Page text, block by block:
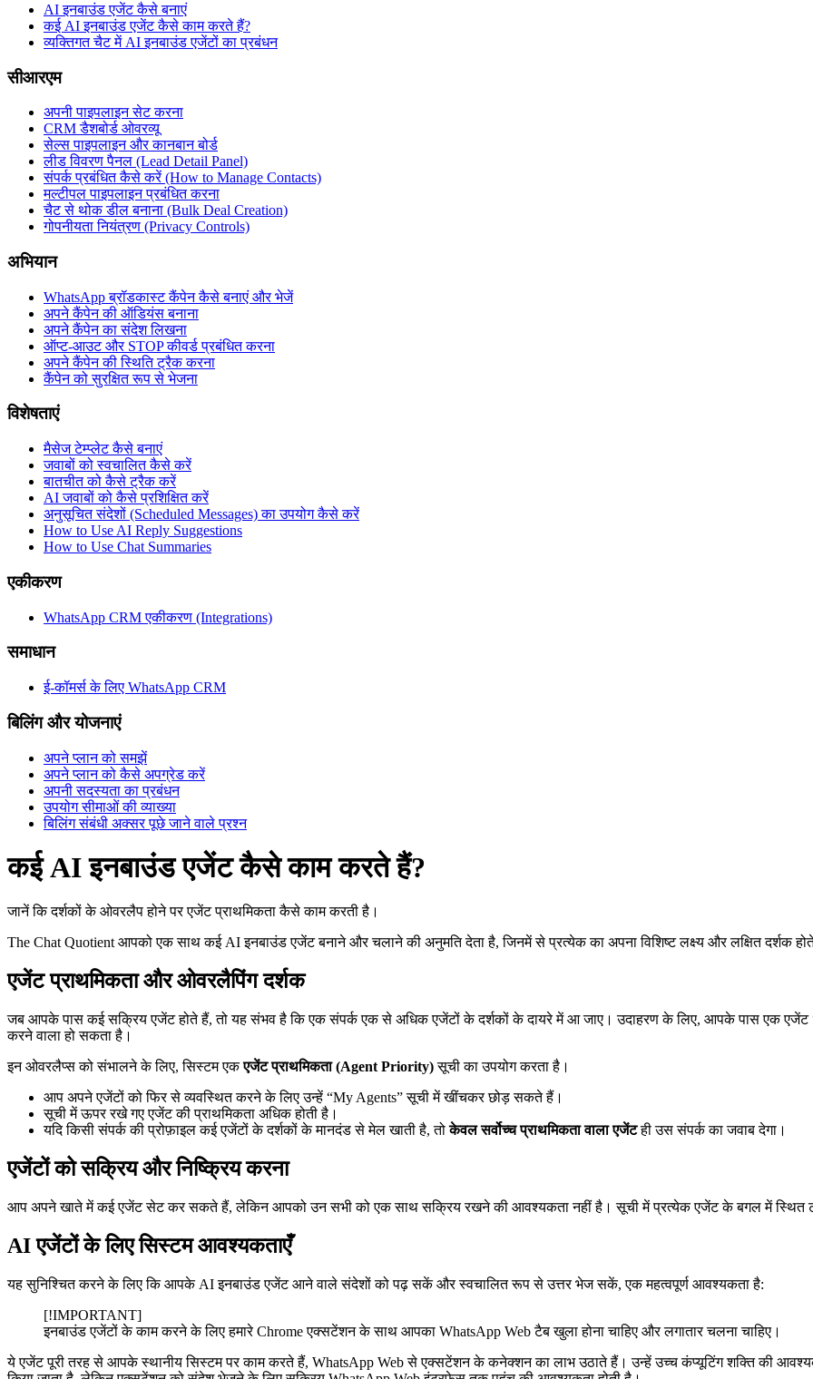
AI इनबाउंड एजेंट कैसे बनाएं
कई AI इनबाउंड एजेंट कैसे काम करते हैं?
व्यक्तिगत चैट में AI इनबाउंड एजेंटों का प्रबंधन
सीआरएम
अपनी पाइपलाइन सेट करना
CRM डैशबोर्ड ओवरव्यू
सेल्स पाइपलाइन और कानबान बोर्ड
लीड विवरण पैनल (Lead Detail Panel)
संपर्क प्रबंधित कैसे करें (How to Manage Contacts)
मल्टीपल पाइपलाइन प्रबंधित करना
चैट से थोक डील बनाना (Bulk Deal Creation)
गोपनीयता नियंत्रण (Privacy Controls)
अभियान
WhatsApp ब्रॉडकास्ट कैंपेन कैसे बनाएं और भेजें
अपने कैंपेन की ऑडियंस बनाना
अपने कैंपेन का संदेश लिखना
ऑप्ट-आउट और STOP कीवर्ड प्रबंधित करना
अपने कैंपेन की स्थिति ट्रैक करना
कैंपेन को सुरक्षित रूप से भेजना
विशेषताएं
मैसेज टेम्प्लेट कैसे बनाएं
जवाबों को स्वचालित कैसे करें
बातचीत को कैसे ट्रैक करें
AI जवाबों को कैसे प्रशिक्षित करें
अनुसूचित संदेशों (Scheduled Messages) का उपयोग कैसे करें
How to Use AI Reply Suggestions
How to Use Chat Summaries
एकीकरण
WhatsApp CRM एकीकरण (Integrations)
समाधान
ई-कॉमर्स के लिए WhatsApp CRM
बिलिंग और योजनाएं
अपने प्लान को समझें
अपने प्लान को कैसे अपग्रेड करें
अपनी सदस्यता का प्रबंधन
उपयोग सीमाओं की व्याख्या
बिलिंग संबंधी अक्सर पूछे जाने वाले प्रश्न
कई AI इनबाउंड एजेंट कैसे काम करते हैं?
जानें कि दर्शकों के ओवरलैप होने पर एजेंट प्राथमिकता कैसे काम करती है।
The Chat Quotient आपको एक साथ कई AI इनबाउंड एजेंट बनाने और चलाने की अनुमति देता है, जिनमें से प्रत्येक का अपना विशिष्ट लक्ष्य और लक्षित दर्शक
एजेंट प्राथमिकता और ओवरलैपिंग दर्शक
जब आपके पास कई सक्रिय एजेंट होते हैं, तो यह संभव है कि एक संपर्क एक से अधिक एजेंटों के दर्शकों के दायरे में आ जाए। उदाहरण के लिए, आपके पास एक एजेंट
करने वाला हो सकता है।
इन ओवरलैप्स को संभालने के लिए, सिस्टम एकएजेंट प्राथमिकता (Agent Priority)सूची का उपयोग करता है।
आप अपने एजेंटों को फिर से व्यवस्थित करने के लिए उन्हें “My Agents” सूची में खींचकर छोड़ सकते हैं।
सूची में ऊपर रखे गए एजेंट की प्राथमिकता अधिक होती है।
यदि किसी संपर्क की प्रोफ़ाइल कई एजेंटों के दर्शकों के मानदंड से मेल खाती है, तोकेवल सर्वोच्च प्राथमिकता वाला एजेंटही उस संपर्क का जवाब देगा।
एजेंटों को सक्रिय और निष्क्रिय करना
आप अपने खाते में कई एजेंट सेट कर सकते हैं, लेकिन आपको उन सभी को एक साथ सक्रिय रखने की आवश्यकता नहीं है। सूची में प्रत्येक एजेंट के बगल में स्थित
AI एजेंटों के लिए सिस्टम आवश्यकताएँ
यह सुनिश्चित करने के लिए कि आपके AI इनबाउंड एजेंट आने वाले संदेशों को पढ़ सकें और स्वचालित रूप से उत्तर भेज सकें, एक महत्वपूर्ण आवश्यकता है:
[!IMPORTANT]
इनबाउंड एजेंटों के काम करने के लिए हमारे Chrome एक्सटेंशन के साथ आपका WhatsApp Web टैब खुला होना चाहिए और लगातार चलना चाहिए।
ये एजेंट पूरी तरह से आपके स्थानीय सिस्टम पर काम करते हैं, WhatsApp Web से एक्सटेंशन के कनेक्शन का लाभ उठाते हैं। उन्हें उच्च कंप्यूटिंग शक्ति की